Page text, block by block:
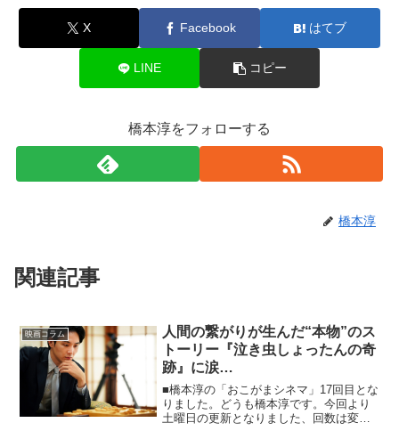
X Facebook はてブ
LINE コピー
橋本淳をフォローする
橋本淳
関連記事
映画コラム
人間の繋がりが生んだ“本物”のス
トーリー『泣き虫しょったんの奇
跡』に涙…
■橋本淳の「おこがまシネマ」17回目とな
りました。どうも橋本淳です。今回より
土曜日の更新となりました、回数は変更